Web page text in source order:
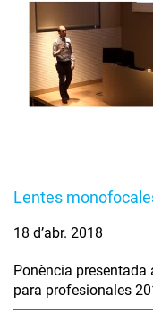
Lentes
18 d’abr. 2018
Ponència
para profesionales